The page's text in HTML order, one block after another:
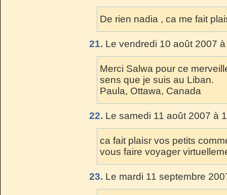
De rien nadia , ca me fait
21. Le vendredi 10 août 2007
Merci Salwa pour ce
sens que je suis au Liban.
Paula, Ottawa, Canada
22. Le samedi 11 août 2007 à
ca fait plaisr vos petits
vous faire voyager
23. Le mardi 11 septembre